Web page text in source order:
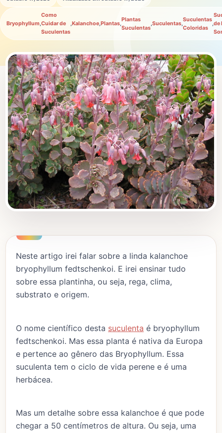
Bryophyllum,
Como
Cuidar de
Suculentas
,Kalanchoe,Plantas,
Plantas
Suculentas
,Suculentas,
Suculentas
Coloridas
,de
Neste artigo irei falar sobre a linda kalanchoe
bryophyllum fedtschenkoi. E irei ensinar tudo
sobre essa plantinha, ou seja, rega, clima,
substrato e origem.
O nome científico desta suculenta é bryophyllum
fedtschenkoi. Mas essa planta é nativa da Europa
e pertence ao gênero das Bryophyllum. Essa
suculenta tem o ciclo de vida perene e é uma
herbácea.
Mas um detalhe sobre essa kalanchoe é que pode
chegar a 50 centímetros de altura. Ou seja, uma